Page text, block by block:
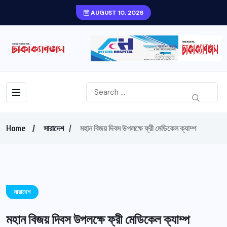
AUGUST 10, 2026
Home সারাদেশ মহান বিজয় দিবস উপলক্ষে ফ্রী মেডিকেল ক্যাম্প
সারাদেশ
মহান বিজয় দিবস উপলক্ষে ফ্রী মেডিকেল ক্যাম্প